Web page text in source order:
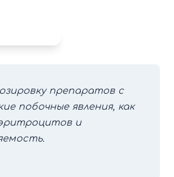
препаратов с
побочные явления, как
и